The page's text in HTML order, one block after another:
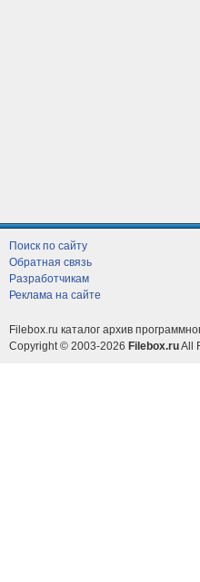
Поиск по сайту
Обратная связь
Разработчикам
Реклама на сайте
Filebox.ru каталог архив
Copyright © 2003-2026 Filebox.ruAll